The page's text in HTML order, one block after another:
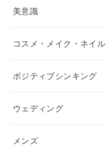
美意識
コスメ・メイク・ネイル
ポジティブシンキング
ウェディング
メンズ